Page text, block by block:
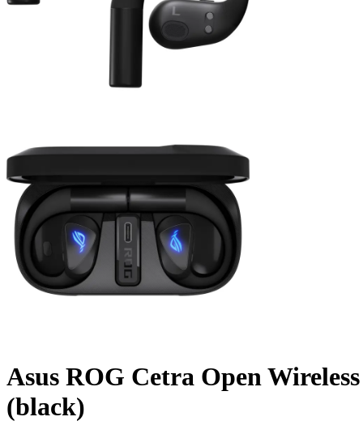
Asus ROG Cetra Open Wireless
(black)